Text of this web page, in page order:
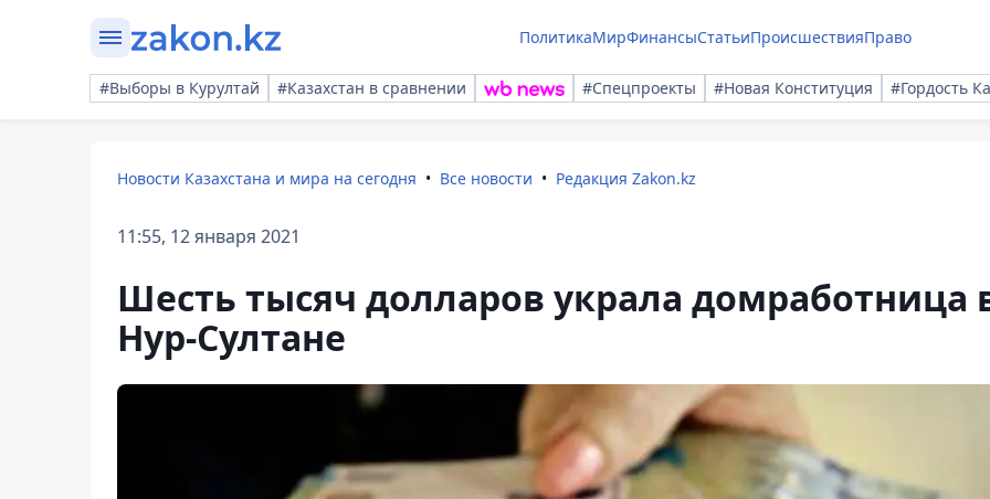
ПолитикаМирФинансыСтатьиПроисшествияПраво
#Выборы в Курултай #Казахстан в сравнении #Спецпроекты #Новая Конституция #Гордость
Новости Казахстана и мира на сегодня Все новости Редакция Zakon.kz
11:55, 12 января 2021
Шесть тысяч долларов украла домработница
Нур-Султане